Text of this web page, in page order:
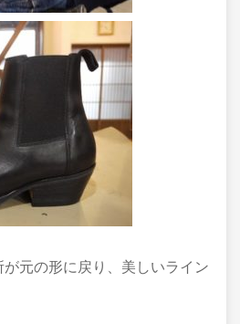
元の形に戻り、美しいライン